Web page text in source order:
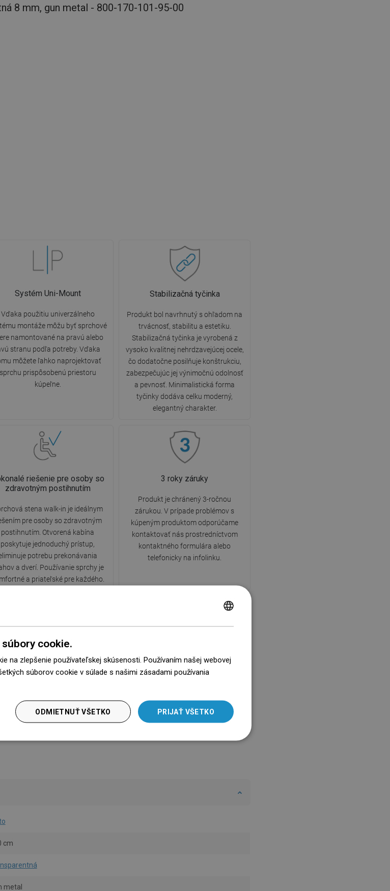
8 mm, gun metal - 800-170-101-95-00
Systém Uni-Mount
Vďaka použitiu univerzálneho
montáže môžu byť sprchové
namontované na pravú alebo
stranu podľa potreby. Vďaka
môžete ľahko naprojektovať
sprchu prispôsobenú priestoru
kúpeľne.
Stabilizačná tyčinka
Produkt bol navrhnutý s ohľadom na
trvácnosť, stabilitu a estetiku.
Stabilizačná tyčinka je vyrobená z
vysoko kvalitnej nehrdzavejúcej ocele,
čo dodatočne posilňuje konštrukciu,
zabezpečujúc jej výnimočnú odolnosť
a pevnosť. Minimalistická forma
tyčinky dodáva celku moderný,
elegantný charakter.
riešenie pre osoby so
zdravotným postihnutím
stena walk-in je ideálnym
pre osoby so zdravotným
postihnutím. Otvorená kabína
poskytuje jednoduchý prístup,
potrebu prekonávania
a dverí. Používanie sprchy je
a priateľské pre každého.
3 roky záruky
Produkt je chránený 3-ročnou
zárukou. V prípade problémov s
kúpeným produktom odporúčame
kontaktovať nás prostredníctvom
kontaktného formulára alebo
telefonicky na infolinku.
cm
metal
LITHUANIAN
ROMANIAN
cookie.
na zlepšenie používateľskej skúsenosti. Používaním našej webovej
súborov cookie v súlade s našimi zásadami používania
PRIJAŤ VŠETKO
ODMIETNUŤ VŠETKO